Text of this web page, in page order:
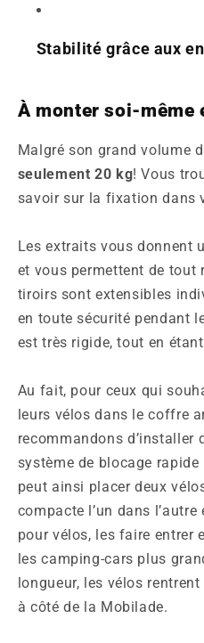
Stabilité grâce aux
À monter soi-
Malgré son grand volume
seulement 20 kg! Vous
savoir sur la fixation dans
Les extraits vous donnent
et vous permettent de tout
tiroirs sont extensibles
en toute sécurité pendant
est très rigide, tout en
Au fait, pour ceux qui
leurs vélos dans le coffre
recommandons d’installer
système de blocage
peut ainsi placer deux
compacte l’un dans
pour vélos, les faire entrer
les camping-cars plus
longueur, les vélos
à côté de la Mobilade.